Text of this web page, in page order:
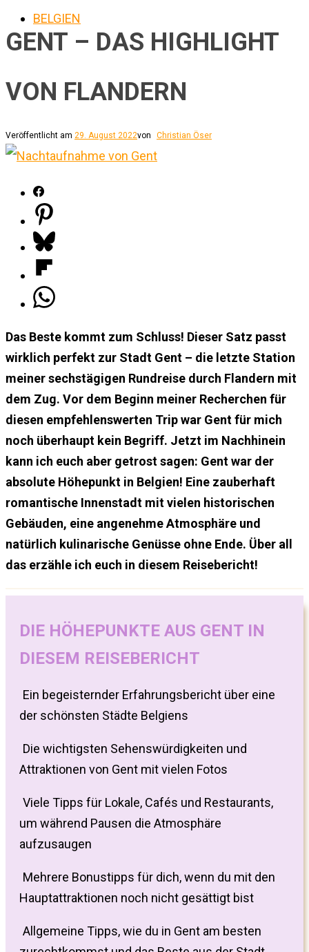
BELGIEN
GENT – DAS HIGHLIGHT
VON FLANDERN
Veröffentlicht am 29. August 2022von Christian Öser
Das Beste kommt zum Schluss! Dieser Satz passt
wirklich perfekt zur Stadt Gent – die letzte Station
meiner sechstägigen Rundreise durch Flandern mit
dem Zug. Vor dem Beginn meiner Recherchen für
diesen empfehlenswerten Trip war Gent für mich
noch überhaupt kein Begriff. Jetzt im Nachhinein
kann ich euch aber getrost sagen: Gent war der
absolute Höhepunkt in Belgien! Eine zauberhaft
romantische Innenstadt mit vielen historischen
Gebäuden, eine angenehme Atmosphäre und
natürlich kulinarische Genüsse ohne Ende. Über all
das erzähle ich euch in diesem Reisebericht!
DIE HÖHEPUNKTE AUS GENT IN
DIESEM REISEBERICHT
Ein begeisternder Erfahrungsbericht über eine
der schönsten Städte Belgiens
Die wichtigsten Sehenswürdigkeiten und
Attraktionen von Gent mit vielen Fotos
Viele Tipps für Lokale, Cafés und Restaurants,
um während Pausen die Atmosphäre
aufzusaugen
Mehrere Bonustipps für dich, wenn du mit den
Hauptattraktionen noch nicht gesättigt bist
Allgemeine Tipps, wie du in Gent am besten